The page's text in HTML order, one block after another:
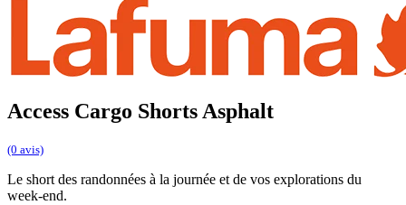
Access Cargo Shorts Asphalt
(0 avis)
Le short des randonnées à la journée et de vos explorations du
week-end.